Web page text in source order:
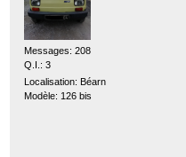
Messages: 208
Q.I.: 3
Localisation: Béarn
Modèle: 126 bis